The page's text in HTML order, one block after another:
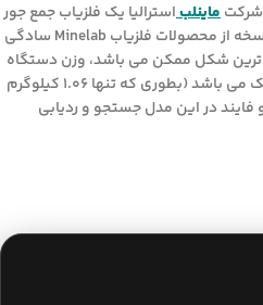
ماینلباسترالیا یک فلزیاب جمع جور
و یکپارچه می باشد که قابلیت این نسخه از محصولات فلزیاب Minelab سادگی
شکل ممکن می باشد، وزن دستگاه
گنج یاب گوفایند 66 فوق العاده سبک می باشد (بطوری که تنها 1.06 کیلوگرم
فایند در این مدل جستجو و ردیابی